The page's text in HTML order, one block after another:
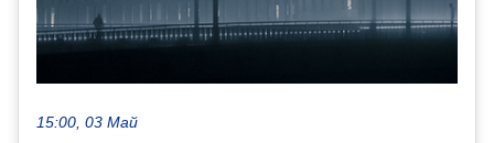
15:00, 03 Май